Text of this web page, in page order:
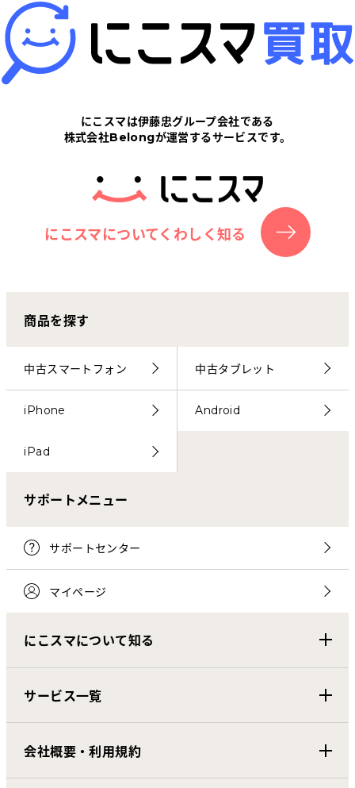
にこスマは伊藤忠グループ会社である
株式会社Belongが運営するサービスです。
にこスマについてくわしく知る
商品を探す
中古スマートフォン 中古タブレット
iPhone Android
iPad
サポートメニュー
サポートセンター
マイページ
にこスマについて知る
サービス一覧
会社概要・利用規約